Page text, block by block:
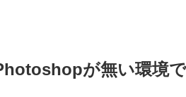
が無い環境